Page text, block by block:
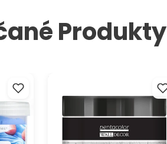
Produkty
1:1